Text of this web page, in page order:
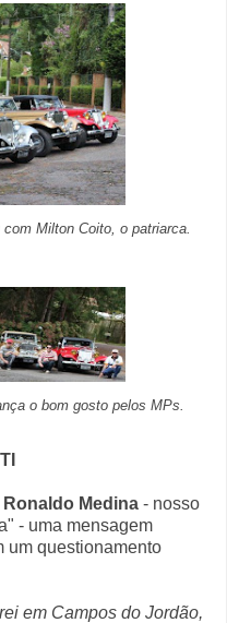
Milton Coito, o patriarca.
o bom gosto pelos MPs.
Ronaldo Medina - nosso
- uma mensagem
um questionamento
em Campos do Jordão,